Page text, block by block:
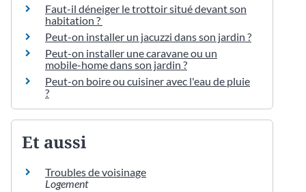
Faut-il déneiger le trottoir situé devant son
habitation ?
Peut-on installer un jacuzzi dans son jardin ?
Peut-on installer une caravane ou un
mobile-home dans son jardin ?
Peut-on boire ou cuisiner avec l'eau de pluie
?
Et aussi
Troubles de voisinage
Logement